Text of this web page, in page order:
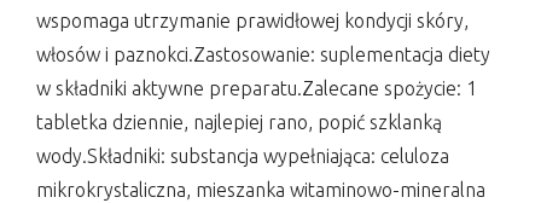
wspomaga utrzymanie prawidłowej kondycji skóry,
włosów i paznokci.Zastosowanie: suplementacja diety
w składniki aktywne preparatu.Zalecane spożycie: 1
tabletka dziennie, najlepiej rano, popić szklanką
wody.Składniki: substancja wypełniająca: celuloza
mikrokrystaliczna, mieszanka witaminowo-mineralna